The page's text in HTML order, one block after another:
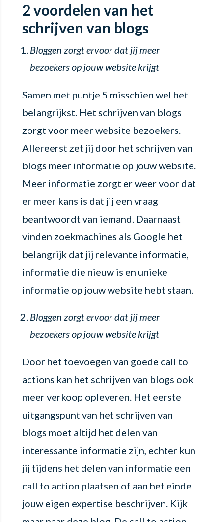
2 voordelen van het
schrijven van blogs
Bloggen zorgt ervoor dat jij meer
bezoekers op jouw website krijgt
Samen met puntje 5 misschien wel het
belangrijkst. Het schrijven van blogs
zorgt voor meer website bezoekers.
Allereerst zet jij door het schrijven van
blogs meer informatie op jouw website.
Meer informatie zorgt er weer voor dat
er meer kans is dat jij een vraag
beantwoordt van iemand. Daarnaast
vinden zoekmachines als Google het
belangrijk dat jij relevante informatie,
informatie die nieuw is en unieke
informatie op jouw website hebt staan.
Bloggen zorgt ervoor dat jij meer
bezoekers op jouw website krijgt
Door het toevoegen van goede call to
actions kan het schrijven van blogs ook
meer verkoop opleveren. Het eerste
uitgangspunt van het schrijven van
blogs moet altijd het delen van
interessante informatie zijn, echter kun
jij tijdens het delen van informatie een
call to action plaatsen of aan het einde
jouw eigen expertise beschrijven. Kijk